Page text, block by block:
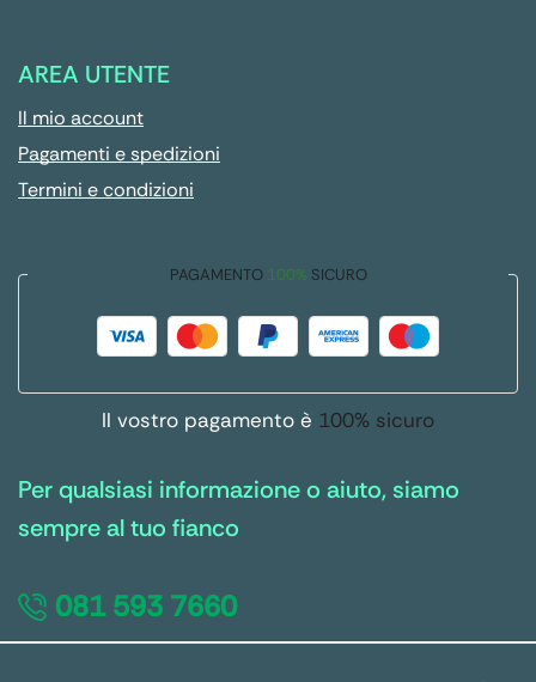
AREA UTENTE
Il mio account
Pagamenti e spedizioni
Termini e condizioni
PAGAMENTO 100% SICURO
Il vostro pagamento è 100% sicuro
Per qualsiasi informazione o aiuto, siamo
sempre al tuo fianco
081 593 7660